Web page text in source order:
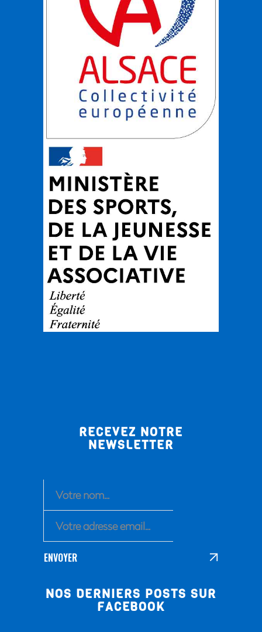
RECEVEZ NOTRE
NEWSLETTER
ENVOYER
NOS DERNIERS POSTS SUR
FACEBOOK